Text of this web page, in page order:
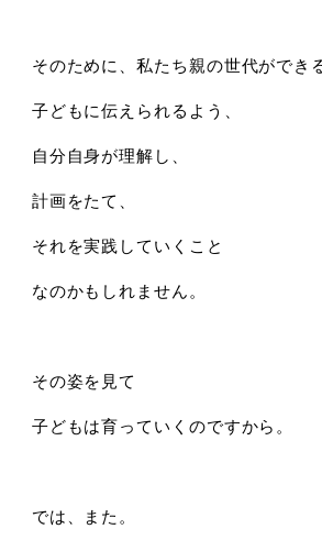
そのために、私たち親の世代ができ
子どもに伝えられるよう、
自分自身が理解し、
計画をたて、
それを実践していくこと
なのかもしれません。
その姿を見て
子どもは育っていくのですから。
では、また。